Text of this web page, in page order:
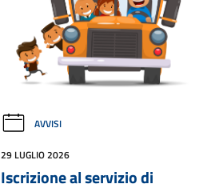
AVVISI
29 LUGLIO 2026
Iscrizione al servizio di